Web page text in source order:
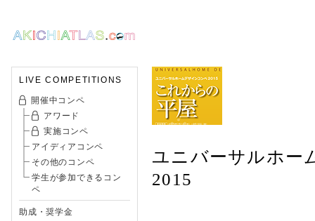
LIVE COMPETITIONS
開催中コンペ
アワード
実施コンペ
アイディアコンペ
その他のコンペ
学生が参加できるコン
ペ
助成・奨学金
ユニバーサルホー
2015